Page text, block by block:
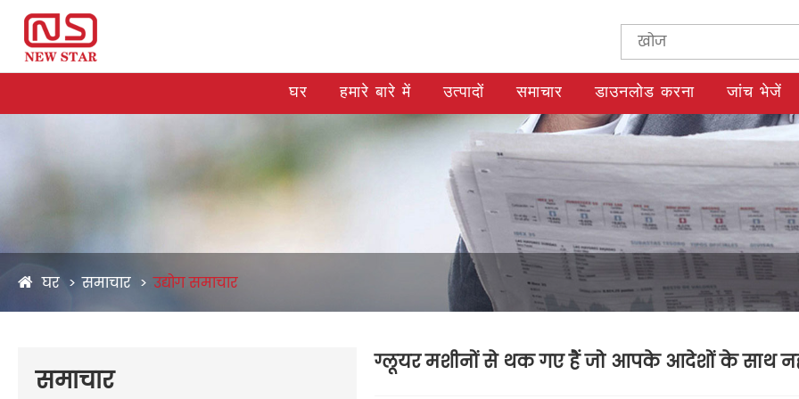
घर हमारे बारे में उत्पादों समाचार डाउनलोड करना जांच भेजें
घर समाचार उद्योग समाचार
समाचार ग्लूयर मशीनों से थक गए हैं जो आपके आदेशों के साथ